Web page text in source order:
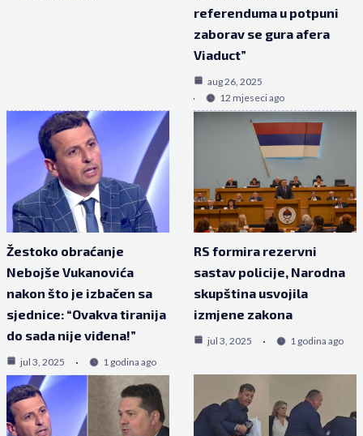
referenduma u potpuni
zaborav se gura afera
Viaduct”
aug 26, 2025
12 mjeseci ago
Žestoko obraćanje
Nebojše Vukanovića
nakon što je izbačen sa
sjednice: “Ovakva tiranija
do sada nije viđena!”
jul 3, 2025 1 godina ago
RS formira rezervni
sastav policije, Narodna
skupština usvojila
izmjene zakona
jul 3, 2025 1 godina ago